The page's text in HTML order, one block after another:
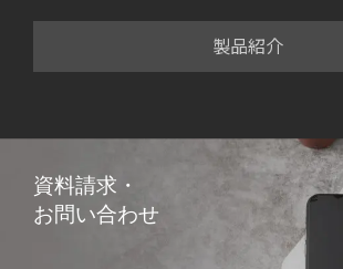
製品紹介
資料請求・
お問い合わせ